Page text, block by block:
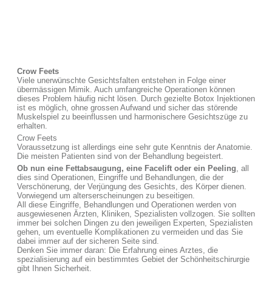
Crow Feets
Viele unerwünschte Gesichtsfalten entstehen in Folge einer
übermässigen Mimik. Auch umfangreiche Operationen können
dieses Problem häufig nicht lösen. Durch gezielte Botox Injektionen
ist es möglich, ohne grossen Aufwand und sicher das störende
Muskelspiel zu beeinflussen und harmonischere Gesichtszüge zu
erhalten.
Crow Feets
Voraussetzung ist allerdings eine sehr gute Kenntnis der Anatomie.
Die meisten Patienten sind von der Behandlung begeistert.
Ob nun eine Fettabsaugung, eine Facelift oder ein Peeling, all
dies sind Operationen, Eingriffe und Behandlungen, die der
Verschönerung, der Verjüngung des Gesichts, des Körper dienen.
Vorwiegend um alterserscheinungen zu beseitigen.
All diese Eingriffe, Behandlungen und Operationen werden von
ausgewiesenen Ärzten, Kliniken, Spezialisten vollzogen. Sie sollten
immer bei solchen Dingen zu den jeweiligen Experten, Spezialisten
gehen, um eventuelle Komplikationen zu vermeiden und das Sie
dabei immer auf der sicheren Seite sind.
Denken Sie immer daran: Die Erfahrung eines Arztes, die
spezialisierung auf ein bestimmtes Gebiet der Schönheitschirurgie
gibt Ihnen Sicherheit.